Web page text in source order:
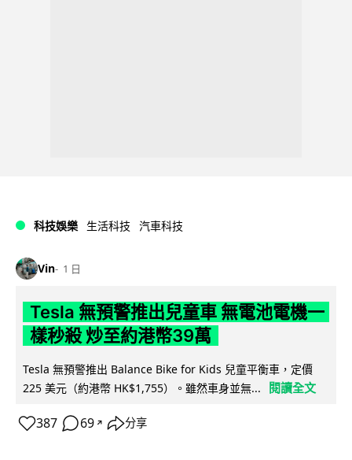
科技娛樂 生活科技 汽車科技
Vin 1 日
Tesla 無預警推出兒童車 無電池電機一
樣秒殺 炒至約港幣39萬
Tesla 無預警推出 Balance Bike for Kids 兒童平衡車，定價
225 美元（約港幣 HK$1,755）。雖然車身並無...
閱讀全文
387 69 ↗ 分享